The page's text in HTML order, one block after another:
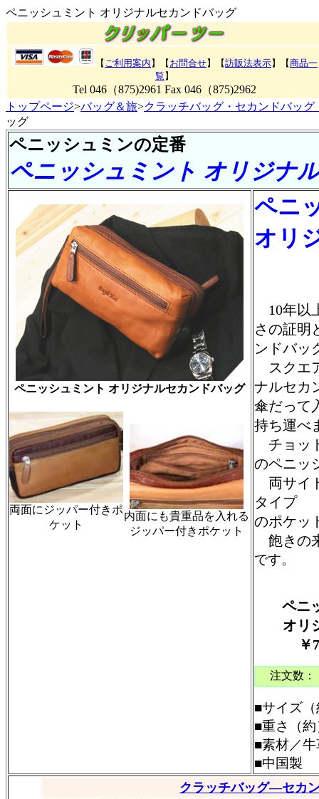
ペニッシュミント オリジナルセカンドバッグ
【 ご利用案内 】【 お問合せ】【訪販法表示】【商品一
覧 】
Tel 046（875)2961 Fax 046（875)2962
トップページ>バッグ＆旅>クラッチバッグ・セカンドバッ
ッグ
ペニッシュミンの定番
ペニッシュミント オリジナ
ペニッシュミント オリジナルセカンドバッグ
両面にジッパー付きポ
ケット
内面にも貴重品を入れる
ジッパー付きポケット
ペニ
オリ
10年以
さの証明
ンドバッ
スクエ
ナルセカ
傘だって
持ち運べ
チョッ
のペニッ
両サイ
タイプ
のポケッ
飽きの
です。
ペニ
オリジ
￥
注文数：
■サイズ
■重さ（
■素材／牛
■中国製
クラッチバッグ―セカ